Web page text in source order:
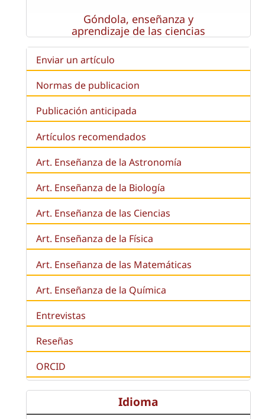
Góndola, enseñanza y
aprendizaje de las ciencias
Enviar un artículo
Normas de publicacion
Publicación anticipada
Artículos recomendados
Art. Enseñanza de la Astronomía
Art. Enseñanza de la Biología
Art. Enseñanza de las Ciencias
Art. Enseñanza de la Física
Art. Enseñanza de las Matemáticas
Art. Enseñanza de la Química
Entrevistas
Reseñas
ORCID
Idioma